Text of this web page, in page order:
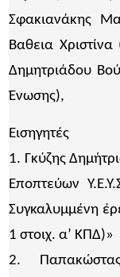
Σφακιανάκης
Βαθεια
Δημητριάδου
Ένωσης),
Εισηγητές
1. Γκύζης
Εποπτεύων
Συγκαλυμμένη
1 στοιχ. α’ ΚΠΔ)»
2.